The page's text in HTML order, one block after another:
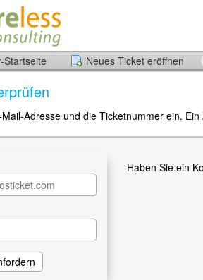
Startseite Neues Ticket eröffnen
Adresse und die Ticketnummer ein.
Haben Sie ein